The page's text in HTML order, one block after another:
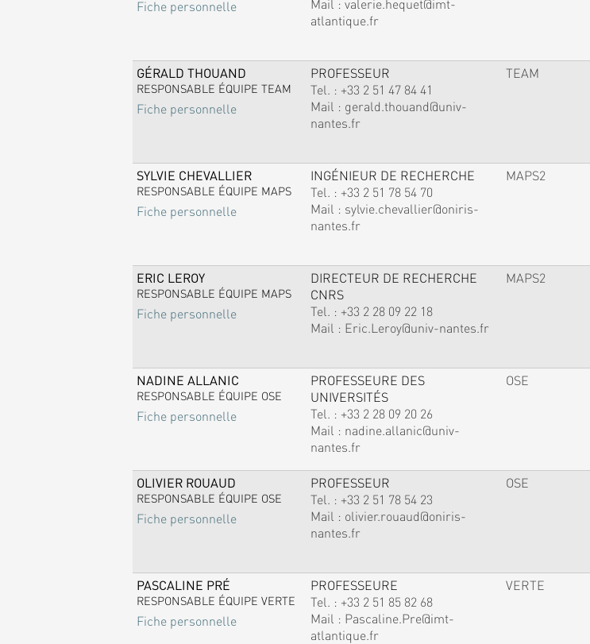
Fiche personnelle
atlantique.fr
GÉRALD THOUAND
RESPONSABLE ÉQUIPE TEAM
Fiche personnelle
PROFESSEUR
Tel. : +33 2 51 47 84 41
Mail : gerald.thouand@univ-
nantes.fr
TEAM
SYLVIE CHEVALLIER
RESPONSABLE ÉQUIPE MAPS
Fiche personnelle
INGÉNIEUR DE RECHERCHE
Tel. : +33 2 51 78 54 70
Mail : sylvie.chevallier@oniris-
nantes.fr
MAPS2
ERIC LEROY
RESPONSABLE ÉQUIPE MAPS
Fiche personnelle
DIRECTEUR DE RECHERCHE
CNRS
Tel. : +33 2 28 09 22 18
Mail : Eric.Leroy@univ-nantes.fr
MAPS2
NADINE ALLANIC
RESPONSABLE ÉQUIPE OSE
Fiche personnelle
PROFESSEURE DES
UNIVERSITÉS
Tel. : +33 2 28 09 20 26
Mail : nadine.allanic@univ-
nantes.fr
OSE
OLIVIER ROUAUD
RESPONSABLE ÉQUIPE OSE
Fiche personnelle
PROFESSEUR
Tel. : +33 2 51 78 54 23
Mail : olivier.rouaud@oniris-
nantes.fr
OSE
PASCALINE PRÉ
RESPONSABLE ÉQUIPE VERTE
Fiche personnelle
PROFESSEURE
Tel. : +33 2 51 85 82 68
Mail : Pascaline.Pre@imt-
atlantique.fr
VERTE